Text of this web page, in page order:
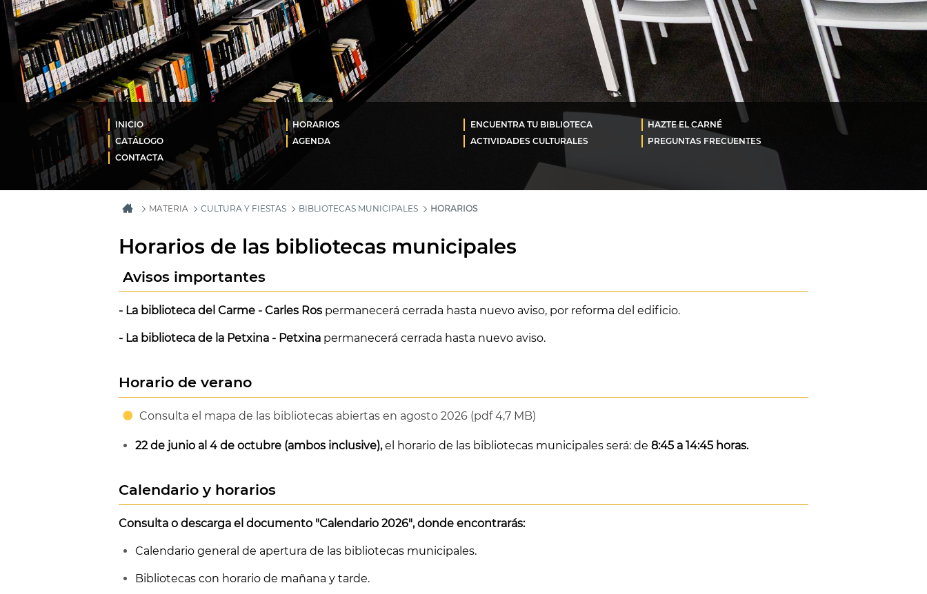
INICIO HORARIOS ENCUENTRA TU BIBLIOTECA
HAZTE EL CARNÉ
CATÁLOGO
AGENDA ACTIVIDADES CULTURALES
PREGUNTAS FRECUENTES
CONTACTA
MATERIA CULTURA Y FIESTAS BIBLIOTECAS MUNICIPALES HORARIOS
Horarios de las bibliotecas municipales
Avisos importantes
- La biblioteca del Carme - Carles Ros permanecerá cerrada hasta nuevo aviso, por reforma del edificio.
- La biblioteca de la Petxina - Petxina permanecerá cerrada hasta nuevo aviso.
Horario de verano
Consulta el mapa de las bibliotecas abiertas en agosto 2026 (pdf 4,7 MB)
22 de junio al 4 de octubre (ambos inclusive),el horario de las bibliotecas municipales será: de 8:45 a 14:45 horas.
Calendario y horarios
Consulta o descarga el documento "Calendario 2026", donde encontrarás:
Calendario general de apertura de las bibliotecas municipales.
Bibliotecas con horario de mañana y tarde.